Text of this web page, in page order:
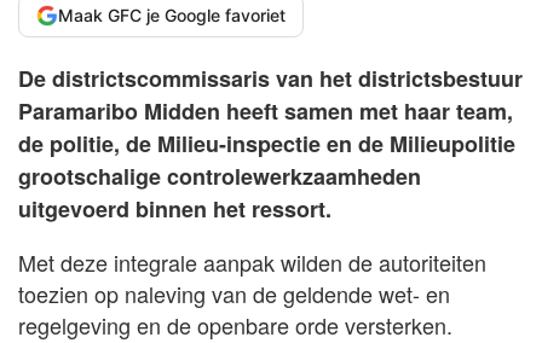
Maak GFC je Google favoriet
De districtscommissaris van het districtsbestuur
Paramaribo Midden heeft samen met haar team,
de politie, de Milieu-inspectie en de Milieupolitie
grootschalige controlewerkzaamheden
uitgevoerd binnen het ressort.
Met deze integrale aanpak wilden de autoriteiten
toezien op naleving van de geldende wet- en
regelgeving en de openbare orde versterken.